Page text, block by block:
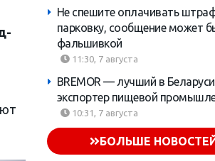
Не спешите оплачивать
парковку, сообщение может
фальшивкой
11:30, 7 августа
BREMOR — лучший в Беларуси
экспортер пищевой
10:31, 7 августа
БОЛЬШЕ НОВОСТЕЙ